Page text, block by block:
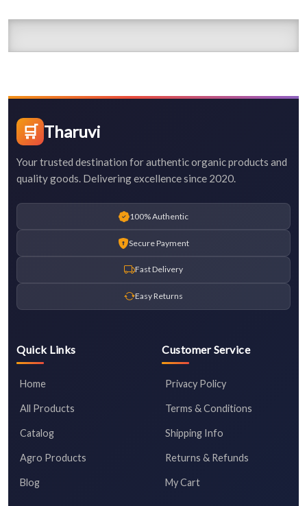
🛒 Tharuvi
Your trusted destination for authentic organic products and
quality goods. Delivering excellence since 2020.
100% Authentic
Secure Payment
Fast Delivery
Easy Returns
Quick Links
Home
All Products
Catalog
Agro Products
Blog
Customer Service
Privacy Policy
Terms & Conditions
Shipping Info
Returns & Refunds
My Cart